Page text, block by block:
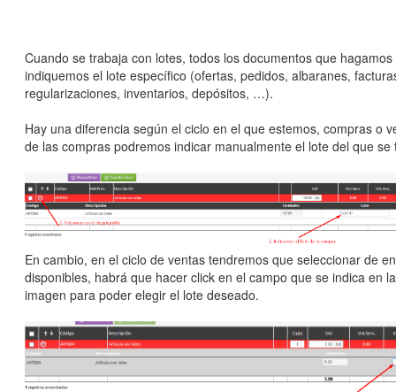
Cuando se trabaja con lotes, todos los documentos que
indiquemos el lote específico (ofertas, pedidos, albaranes,
regularizaciones, inventarios, depósitos, …).
Hay una diferencia según el ciclo en el que estemos, compras o
de las compras podremos indicar manualmente el lote del que se
En cambio, en el ciclo de ventas tendremos que seleccionar de
disponibles, habrá que hacer click en el campo que se indica en
imagen para poder elegir el lote deseado.